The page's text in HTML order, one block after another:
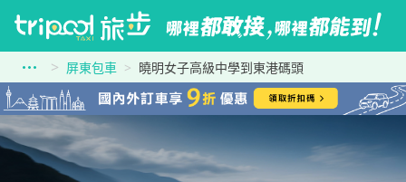
屏東包車 曉明女子高級中學到東港碼頭